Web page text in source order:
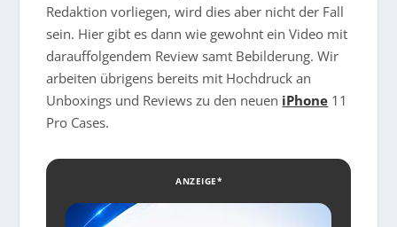
Redaktion vorliegen, wird dies aber nicht der Fall
sein. Hier gibt es dann wie gewohnt ein Video mit
darauffolgendem Review samt Bebilderung. Wir
arbeiten übrigens bereits mit Hochdruck an
Unboxings und Reviews zu den neuen iPhone 11
Pro Cases.
ANZEIGE*